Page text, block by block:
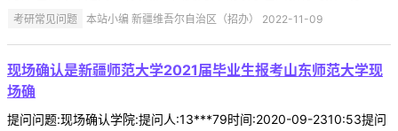
考研常见问题 本站小编 新疆维吾尔自治区（招办） 2022-11-09
现场确认是新疆师范大学2021届毕业生报考山东师范大学现
场确
提问问题:现场确认学院:提问人:13***79时间:2020-09-2310:53提问